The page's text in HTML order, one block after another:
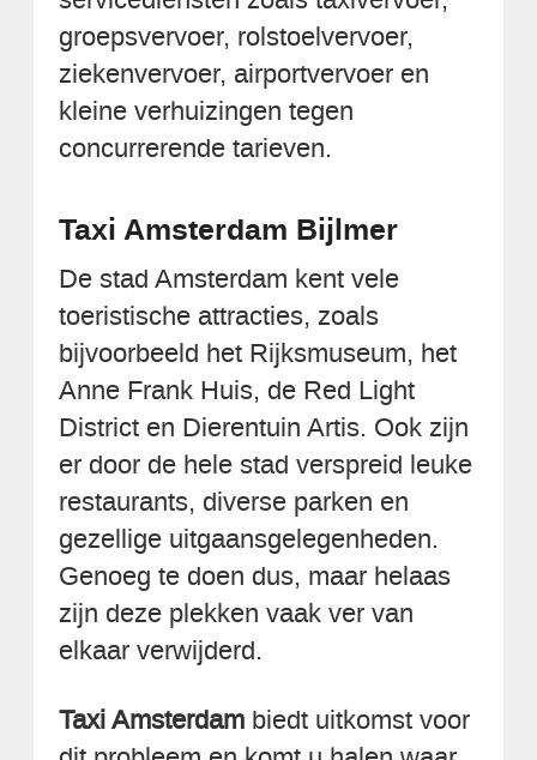
groepsvervoer, rolstoelvervoer,
ziekenvervoer, airportvervoer en
kleine verhuizingen tegen
concurrerende tarieven.
Taxi Amsterdam Bijlmer
De stad Amsterdam kent vele
toeristische attracties, zoals
bijvoorbeeld het Rijksmuseum, het
Anne Frank Huis, de Red Light
District en Dierentuin Artis. Ook zijn
er door de hele stad verspreid leuke
restaurants, diverse parken en
gezellige uitgaansgelegenheden.
Genoeg te doen dus, maar helaas
zijn deze plekken vaak ver van
elkaar verwijderd.
Taxi Amsterdam biedt uitkomst voor